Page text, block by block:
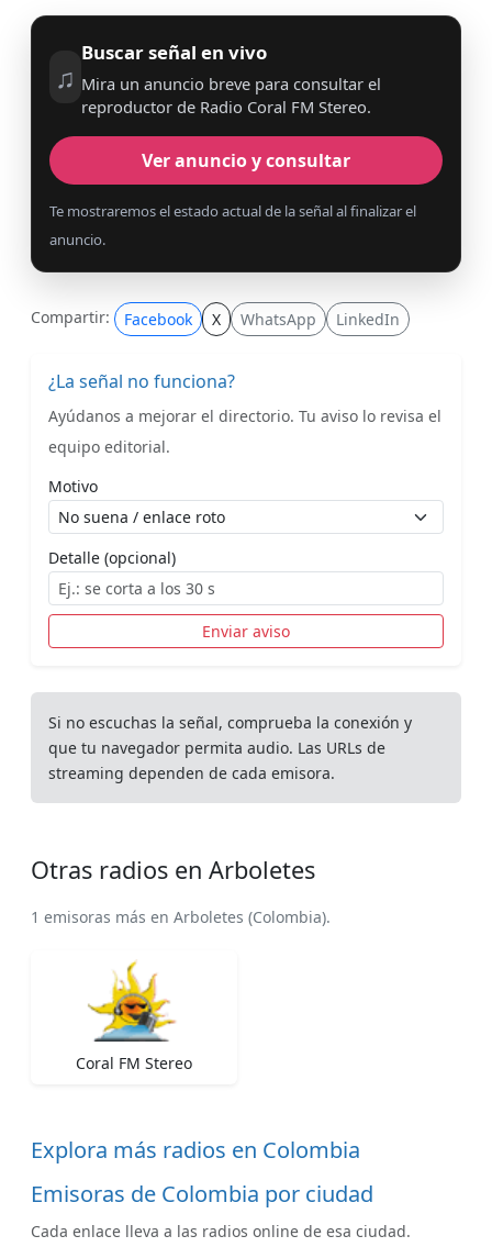
♫
Buscar señal en vivo
Mira un anuncio breve para consultar el
reproductor de Radio Coral FM Stereo.
Ver anuncio y consultar
Te mostraremos el estado actual de la señal al finalizar el
anuncio.
Compartir: Facebook X WhatsApp LinkedIn
¿La señal no funciona?
Ayúdanos a mejorar el directorio. Tu aviso lo revisa el
equipo editorial.
Motivo
Detalle (opcional)
Enviar aviso
Si no escuchas la señal, comprueba la conexión y
que tu navegador permita audio. Las URLs de
streaming dependen de cada emisora.
Otras radios en Arboletes
1 emisoras más en Arboletes (Colombia).
Coral FM Stereo
Explora más radios en Colombia
Emisoras de Colombia por ciudad
Cada enlace lleva a las radios online de esa ciudad.